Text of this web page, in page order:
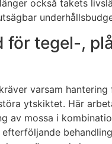
också takets
för tegel-,
varsam
ytskiktet. Här
av mossa i